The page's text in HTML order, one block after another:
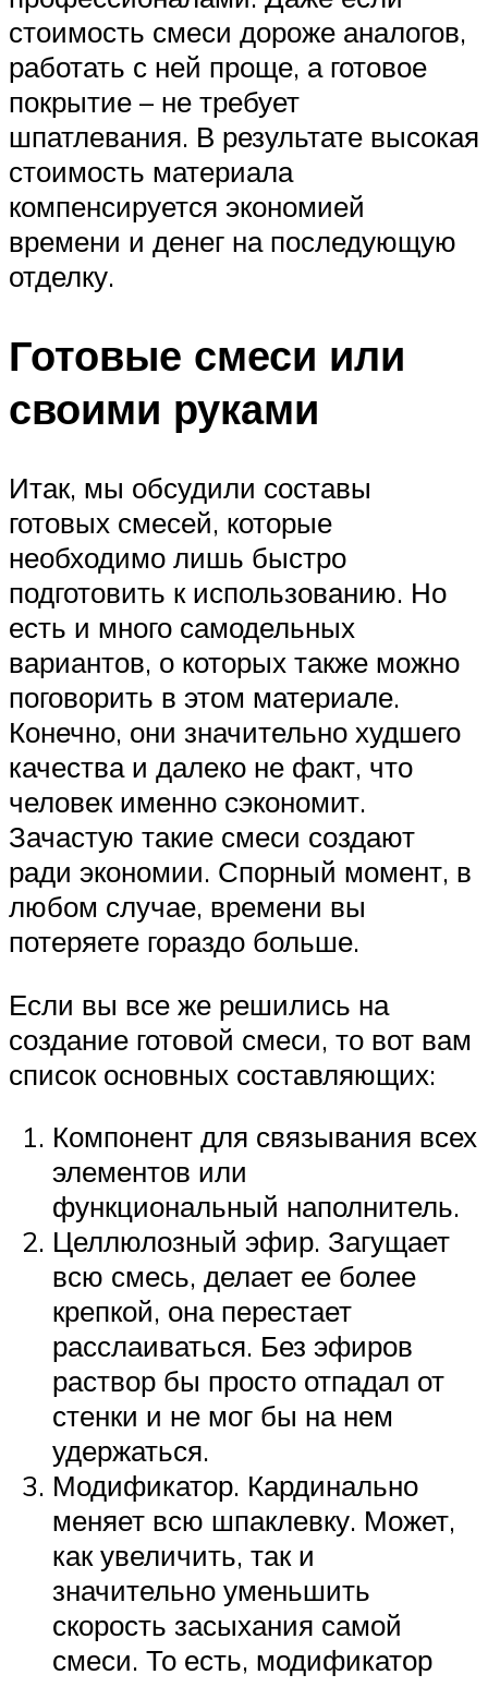
стоимость смеси дороже аналогов,
работать с ней проще, а готовое
покрытие – не требует
шпатлевания. В результате высокая
стоимость материала
компенсируется экономией
времени и денег на последующую
отделку.
Готовые смеси или
своими руками
Итак, мы обсудили составы
готовых смесей, которые
необходимо лишь быстро
подготовить к использованию. Но
есть и много самодельных
вариантов, о которых также можно
поговорить в этом материале.
Конечно, они значительно худшего
качества и далеко не факт, что
человек именно сэкономит.
Зачастую такие смеси создают
ради экономии. Спорный момент, в
любом случае, времени вы
потеряете гораздо больше.
Если вы все же решились на
создание готовой смеси, то вот вам
список основных составляющих:
Компонент для связывания всех
элементов или
функциональный наполнитель.
Целлюлозный эфир. Загущает
всю смесь, делает ее более
крепкой, она перестает
расслаиваться. Без эфиров
раствор бы просто отпадал от
стенки и не мог бы на нем
удержаться.
Модификатор. Кардинально
меняет всю шпаклевку. Может,
как увеличить, так и
значительно уменьшить
скорость засыхания самой
смеси. То есть, модификатор